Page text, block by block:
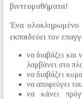
βιντεομαθήματα!
Ένα ολοκληρωμένο
εκπαιδεύει τον
να διαβάζει και
λαμβάνει στο
να διαβάζει
να αποφεύγει
να κάνει